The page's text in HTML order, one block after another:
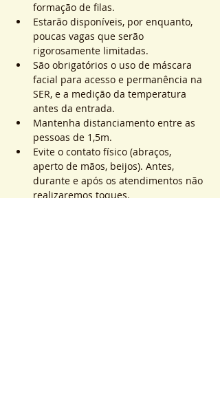
formação de filas.
Estarão disponíveis, por enquanto,
poucas vagas que serão
rigorosamente limitadas.
São obrigatórios o uso de máscara
facial para acesso e permanência na
SER, e a medição da temperatura
antes da entrada.
Mantenha distanciamento entre as
pessoas de 1,5m.
Evite o contato físico (abraços,
aperto de mãos, beijos). Antes,
durante e após os atendimentos não
realizaremos toques.